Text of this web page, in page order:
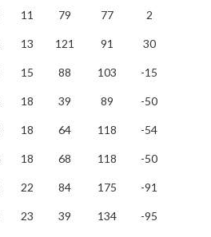
11 79 77 2
13 121 91 30
15 88 103 -15
18 39 89 -50
18 64 118 -54
18 68 118 -50
22 84 175 -91
23 39 134 -95